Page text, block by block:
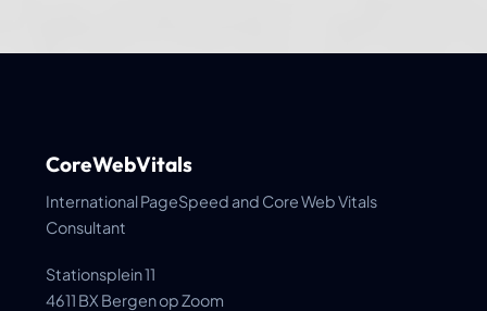
CoreWebVitals
International PageSpeed and Core Web Vitals
Consultant
Stationsplein 11
4611 BX Bergen op Zoom